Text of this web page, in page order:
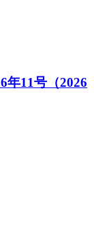
年11号（2026